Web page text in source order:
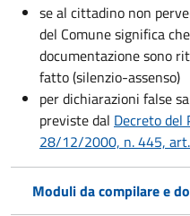
se al cittadino non
del Comune significa
documentazione sono
fatto (silenzio-assenso)
per dichiarazioni false
previste dal Decreto del
28/12/2000, n. 445,
Moduli da compilare e